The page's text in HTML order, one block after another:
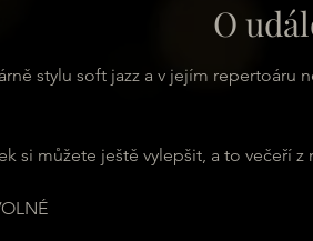
O
stylu soft jazz a v jejím repertoáru
si můžete ještě vylepšit, a to večeří